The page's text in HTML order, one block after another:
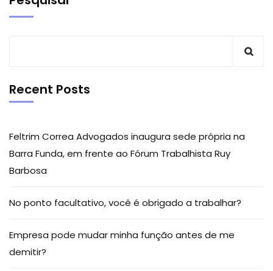
Recent Posts
Feltrim Correa Advogados inaugura sede própria na
Barra Funda, em frente ao Fórum Trabalhista Ruy
Barbosa
No ponto facultativo, você é obrigado a trabalhar?
Empresa pode mudar minha função antes de me
demitir?